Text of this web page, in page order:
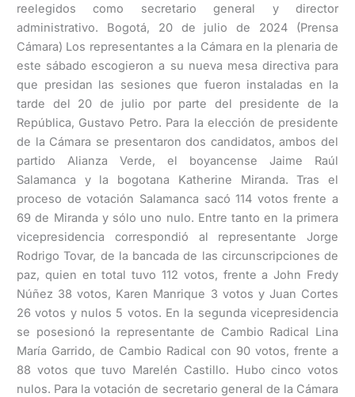
reelegidos como secretario general y director
administrativo. Bogotá, 20 de julio de 2024 (Prensa
Cámara) Los representantes a la Cámara en la plenaria de
este sábado escogieron a su nueva mesa directiva para
que presidan las sesiones que fueron instaladas en la
tarde del 20 de julio por parte del presidente de la
República, Gustavo Petro. Para la elección de presidente
de la Cámara se presentaron dos candidatos, ambos del
partido Alianza Verde, el boyancense Jaime Raúl
Salamanca y la bogotana Katherine Miranda. Tras el
proceso de votación Salamanca sacó 114 votos frente a
69 de Miranda y sólo uno nulo. Entre tanto en la primera
vicepresidencia correspondió al representante Jorge
Rodrigo Tovar, de la bancada de las circunscripciones de
paz, quien en total tuvo 112 votos, frente a John Fredy
Núñez 38 votos, Karen Manrique 3 votos y Juan Cortes
26 votos y nulos 5 votos. En la segunda vicepresidencia
se posesionó la representante de Cambio Radical Lina
María Garrido, de Cambio Radical con 90 votos, frente a
88 votos que tuvo Marelén Castillo. Hubo cinco votos
nulos. Para la votación de secretario general de la Cámara